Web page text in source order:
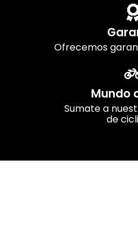
Ofrecemos
Mundo
Sumate a
de